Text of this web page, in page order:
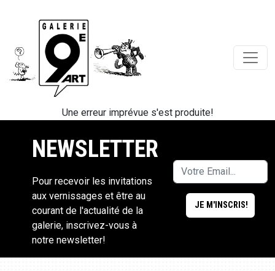
Une erreur imprévue s'est produite!
NEWSLETTER
Pour recevoir les invitations
aux vernissages et être au
courant de l'actualité de la
galerie, inscrivez-vous à
notre newsletter!